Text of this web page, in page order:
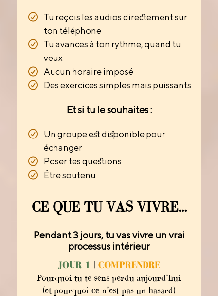
Tu reçois les audios directement sur
ton téléphone
Tu avances à ton rythme, quand tu
veux
Aucun horaire imposé
Des exercices simples mais puissants
Et si tu le souhaites :
Un groupe est disponible pour
échanger
Poser tes questions
Être soutenu
CE QUE TU VAS VIVRE...
Pendant 3 jours, tu vas vivre un vrai
processus intérieur
JOUR 1
COMPRENDRE
Pourquoi tu te sens perdu aujourd’hui
(et pourquoi ce n’est pas un hasard)